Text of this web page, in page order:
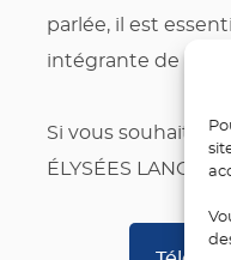
parlée, il est
intégrante de
Si vous souhaitez
ÉLYSÉES